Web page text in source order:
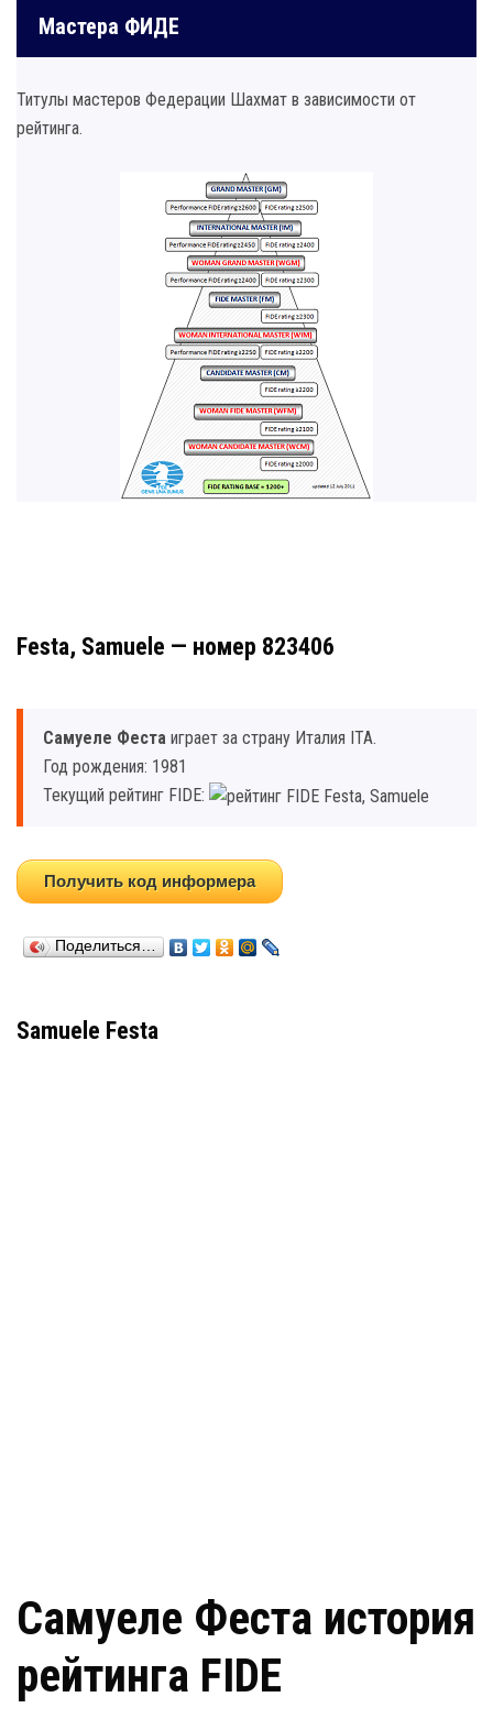
Мастера ФИДЕ
Титулы мастеров Федерации Шахмат в зависимости от
рейтинга.
Festa, Samuele — номер 823406
Самуеле Феста играет за страну Италия ITA.
Год рождения: 1981
Текущий рейтинг FIDE:
Получить код информера
Поделиться…
Samuele Festa
Самуеле Феста история
рейтинга FIDE